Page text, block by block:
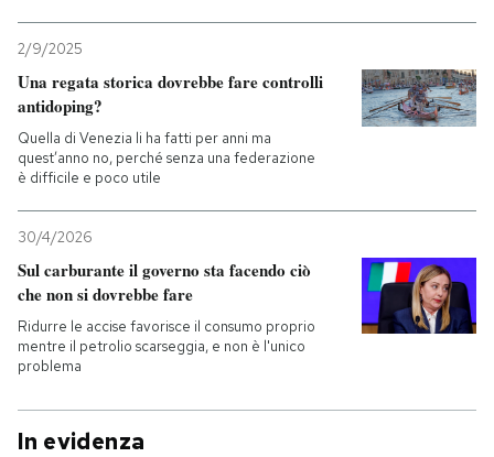
2/9/2025
Una regata storica dovrebbe fare controlli
antidoping?
Quella di Venezia li ha fatti per anni ma
quest’anno no, perché senza una federazione
è difficile e poco utile
30/4/2026
Sul carburante il governo sta facendo ciò
che non si dovrebbe fare
Ridurre le accise favorisce il consumo proprio
mentre il petrolio scarseggia, e non è l'unico
problema
In evidenza